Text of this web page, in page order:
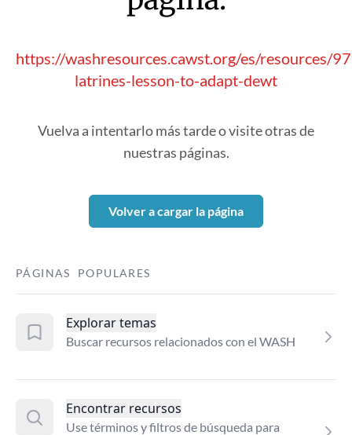
https://washresources.cawst.org/es/resources/
latrines-lesson-to-adapt-dewt
Vuelva a intentarlo más tarde o visite otras de
nuestras páginas.
Volver a cargar la página
PÁGINAS POPULARES
Explorar temas
Buscar recursos relacionados con el WASH
Encontrar recursos
Use términos y filtros de búsqueda para